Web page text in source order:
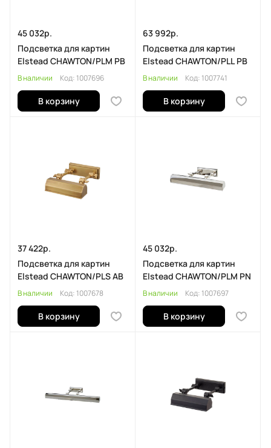
45 032р.
Подсветка для картин
Elstead CHAWTON/PLM PB
В наличии Код: 1007696
В корзину
63 992р.
Подсветка для картин
Elstead CHAWTON/PLL PB
В наличии Код: 1007741
В корзину
37 422р.
Подсветка для картин
Elstead CHAWTON/PLS AB
В наличии Код: 1007678
В корзину
45 032р.
Подсветка для картин
Elstead CHAWTON/PLM PN
В наличии Код: 1007697
В корзину